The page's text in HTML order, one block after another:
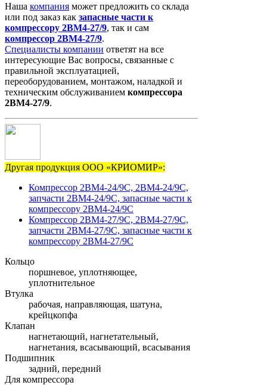
Наша компания может предложить со склада
или под заказ как запасные части к
компрессору 2ВМ4-27/9, так и сам
компрессор 2ВМ4-27/9.
Специалисты компании ответят на все
интересующие Вас вопросы, связанные с
правильной эксплуатацией,
переоборудованием, монтажом, наладкой и
техническим обслуживанием компрессора
2ВМ4-27/9.
Другая продукция ООО «КРИОМИР»:
Компрессор 2ВМ4-24/9С, 2ВМ4-24/9С,
запчасти 2ВМ4-24/9С, запасные части к
компрессору 2ВМ4-24/9С
Компрессор 2ВМ4-27/9С, 2ВМ4-27/9С,
запчасти 2ВМ4-27/9С, запасные части к
компрессору 2ВМ4-27/9С
Кольцо
поршневое, уплотняющее,
уплотнительное
Втулка
рабочая, направляющая, шатуна,
крейцкопфа
Клапан
нагнетающий, нагнетательный,
нагнетания, всасывающий, всасывания
Подшипник
задний, передний
Для компрессора